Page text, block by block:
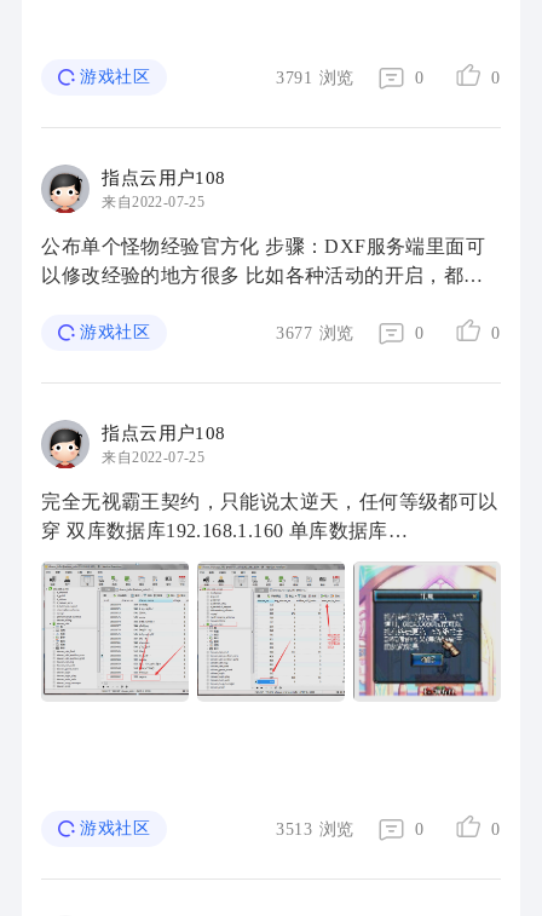
游戏社区 3791 浏览 0 0
指点云用户108
来自2022-07-25
公布单个怪物经验官方化 步骤：DXF服务端里面可
以修改经验的地方很多 比如各种活动的开启，都可
杀死怪物获得多少经验 原版的5.2G，杀死一个怪 ...
游戏社区 3677 浏览 0 0
指点云用户108
来自2022-07-25
完全无视霸王契约，只能说太逆天，任何等级都可以
穿 双库数据库192.168.1.160 单库数据库
192.168.200.131 第一步查看你的角色ID，不是UID
看图 打开箭头的库 所有的UID都是18000002 帐号角
...
游戏社区 3513 浏览 0 0